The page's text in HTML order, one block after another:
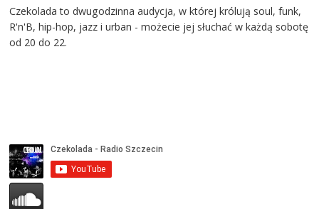
Czekolada to dwugodzinna audycja, w której królują soul, funk,
R'n'B, hip-hop, jazz i urban - możecie jej słuchać w każdą sobotę
od 20 do 22.